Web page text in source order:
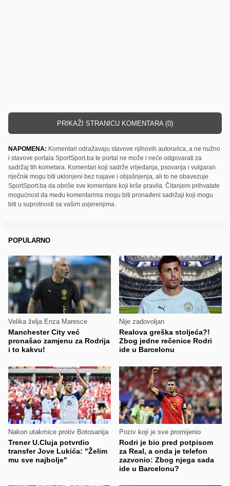
PRIKAŽI STRANICU KOMENTARA (0)
NAPOMENA: Komentari odražavaju stavove njihovih autora/ica, a ne nužno
i stavove portala SportSport.ba te portal ne može i neće odgovarati za
sadržaj tih kometara. Komentari koji sadrže vrijeđanja, psovanja i vulgaran
riječnik mogu biti uklonjeni bez najave i objašnjenja, ali to ne obavezuje
SportSport.ba da obriše sve komentare koji krše pravila. Čitanjem prihvatate
mogućnost da među komentarima mogu biti pronađeni sadržaji koji mogu
biti u suprotnosti sa vašim uvjerenjima.
POPULARNO
Velika želja Enza Maresce
Manchester City već
pronašao zamjenu za Rodrija
i to kakvu!
Nije zadovoljan
Realova greška stoljeća?!
Zbog jedne rečenice Rodri
ide u Barcelonu
Nakon utakmice protiv Botosanija
Trener U.Cluja potvrdio
transfer Jove Lukića: "Želim
mu sve najbolje"
Poziv koji je sve promijenio
Rodri je bio pred potpisom
za Real, a onda je telefon
zazvonio: Zbog njega sada
ide u Barcelonu?